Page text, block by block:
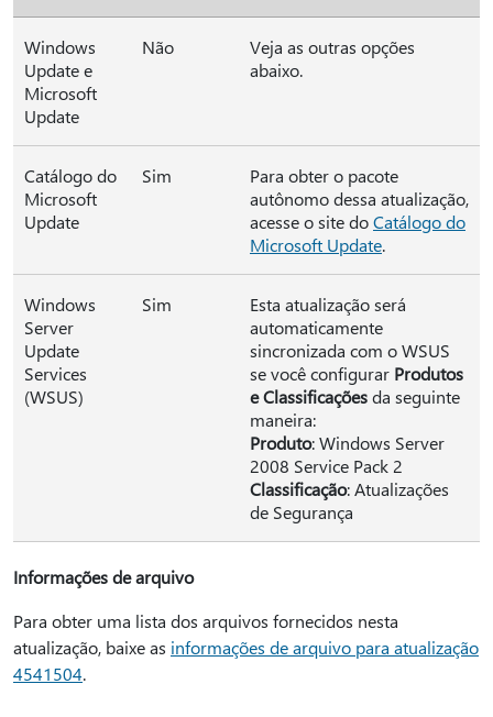
Windows
Update e
Microsoft
Update
Não
Veja as outras opções
abaixo.
Catálogo do
Microsoft
Update
Sim
Para obter o pacote
autônomo dessa atualização,
acesse o site doCatálogo do
Microsoft Update.
Windows
Server
Update
Services
(WSUS)
Sim
Esta atualização será
automaticamente
sincronizada com o WSUS
se você configurar Produtos
e Classificaçõesda seguinte
maneira:
Produto: Windows Server
2008 Service Pack 2
Classificação: Atualizações
de Segurança
Informações de arquivo
Para obter uma lista dos arquivos fornecidos nesta
atualização, baixe as informações de arquivo para atualização
4541504.